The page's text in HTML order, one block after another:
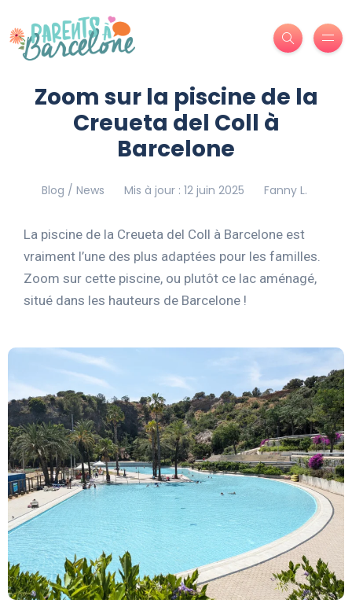
Zoom sur la piscine de la
Creueta del Coll à
Barcelone
Blog / News Mis à jour : 12 juin 2025 Fanny L.
La piscine de la Creueta del Coll à Barcelone est
vraiment l’une des plus adaptées pour les familles.
Zoom sur cette piscine, ou plutôt ce lac aménagé,
situé dans les hauteurs de Barcelone !